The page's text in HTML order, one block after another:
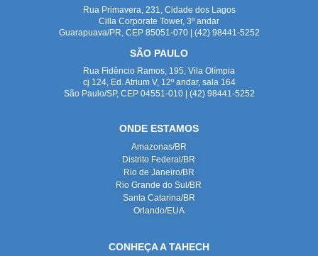
Rua Primavera, 231, Cidade dos Lagos
Cilla Corporate Tower, 3º andar
Guarapuava/PR, CEP 85051-070 | (42) 98441-5252
SÃO PAULO
Rua Fidêncio Ramos, 195, Vila Olímpia
cj 124, Ed. Atrium V, 12º andar, sala 164
São Paulo/SP, CEP 04551-010 | (42) 98441-5252
ONDE ESTAMOS
Amazonas/BR
Distrito Federal/BR
Rio de Janeiro/BR
Rio Grande do Sul/BR
Santa Catarina/BR
Orlando/EUA
CONHEÇA A TAHECH